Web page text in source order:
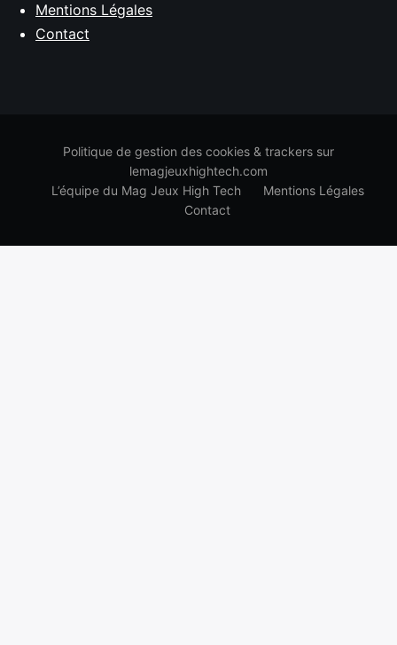
Mentions Légales
Contact
Politique de gestion des cookies & trackers sur
lemagjeuxhightech.com
L’équipe du Mag Jeux High Tech
Mentions Légales
Contact